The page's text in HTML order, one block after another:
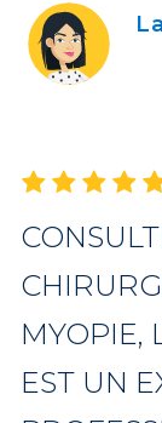
MYOPIE,
EST UN